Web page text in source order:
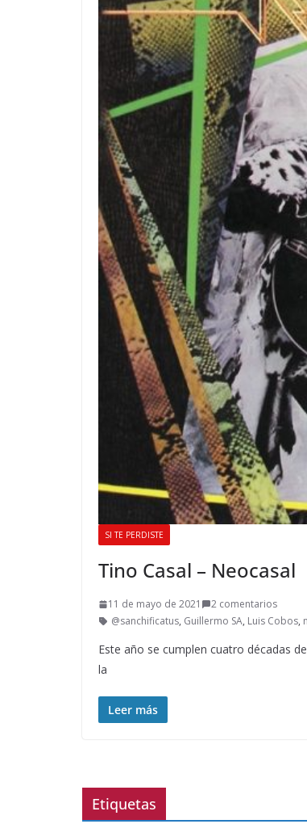
SI TE PERDISTE
Tino Casal – Neocasal
11 de mayo de 2021
2 comentarios
@sanchificatus, Guillermo SA, Luis Cobos,
Este año se cumplen cuatro décadas
la
Leer más
Etiquetas